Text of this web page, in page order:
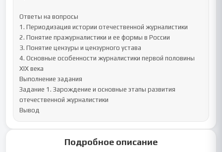
Ответы на вопросы
1. Периодизация истории отечественной журналистики
2. Понятие пражурналистики и ее формы в России
3. Понятие цензуры и цензурного устава
4. Основные особенности журналистики первой половины
XIX века
Выполнение задания
Задание 1. Зарождение и основные этапы развития
отечественной журналистики
Вывод
Подробное описание